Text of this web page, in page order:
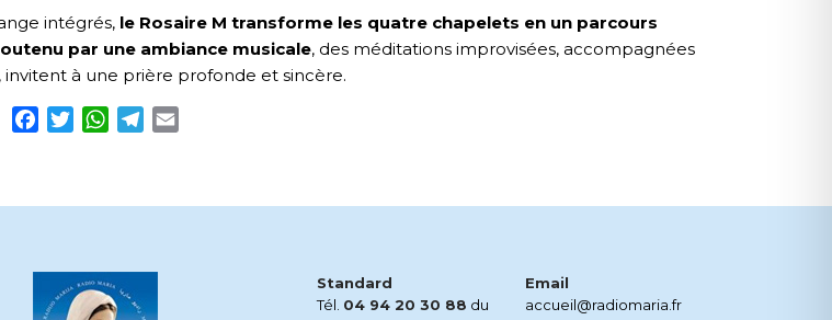
intégrés, le Rosaire M transforme les quatre chapelets en un parcours
par une ambiance musicale, des méditations improvisées, accompagnées
invitent à une prière profonde et sincère.
Facebook
TwitterWhatsApp
Telegram
Standard
Tél. 04 94 20 30 88 du
Email
accueil@radiomaria.fr